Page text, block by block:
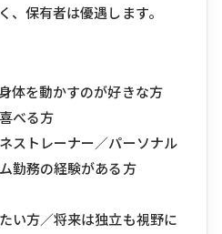
、保有者は優遇します。
体を動かすのが好きな方
べる方
ストレーナー／パーソナル
勤務の経験がある方
い方／将来は独立も視野に